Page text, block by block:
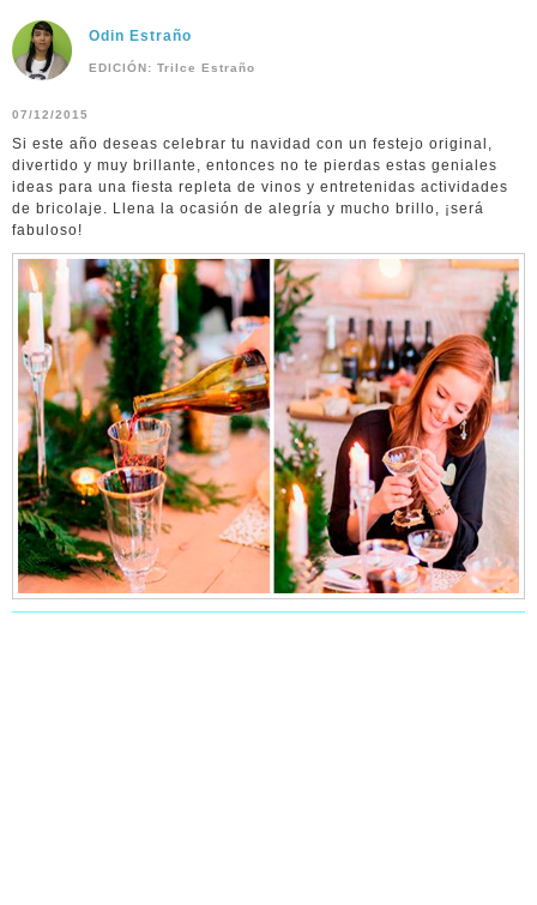
Odin Estraño
EDICIÓN: Trilce Estraño
07/12/2015
Si este año deseas celebrar tu navidad con un festejo original,
divertido y muy brillante, entonces no te pierdas estas geniales
ideas para una fiesta repleta de vinos y entretenidas actividades
de bricolaje. Llena la ocasión de alegría y mucho brillo, ¡será
fabuloso!